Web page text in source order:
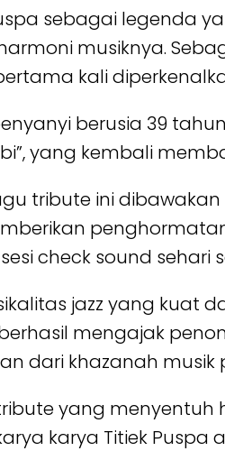
sebagai legenda
musiknya.
kali
berusia 39
yang kembali
tribute ini
check sound sehari
jazz yang kuat
mengajak
dari khazanah musik
yang
karya Titiek